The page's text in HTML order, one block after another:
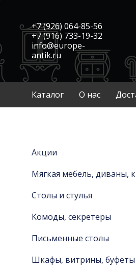
+7 (926) 064-85-56
+7 (916) 733-19-32
info@europe-
antik.ru
Каталог О нас
Акции
Мягкая мебель, диваны,
Столы и стулья
Комоды, секретеры
Письменные столы
Шкафы, витрины, буфеты